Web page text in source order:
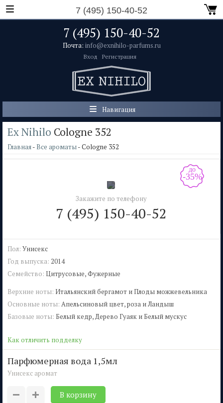
7 (495) 150-40-52
7 (495) 150-40-52
Почта: info@exnihilo-parfums.ru
Вход Регистрация
Навигация
Ex Nihilo Cologne 352
Главная- Все ароматы- Cologne 352
до
-35%
Закажите по телефону
7 (495) 150-40-52
Как отличить подделку
Пол: Унисекс
Год выпуска: 2014
Семейство: Цитрусовые, Фужерные
Верхние ноты: Итальянский бергамот и Плоды можжевельника
Основные ноты: Апельсиновый цвет, роза и Ландыш
Базовые ноты: Белый кедр, Дерево Гуаяк и Белый мускус
парфюмерная вода 1,5мл
Унисекс аромат